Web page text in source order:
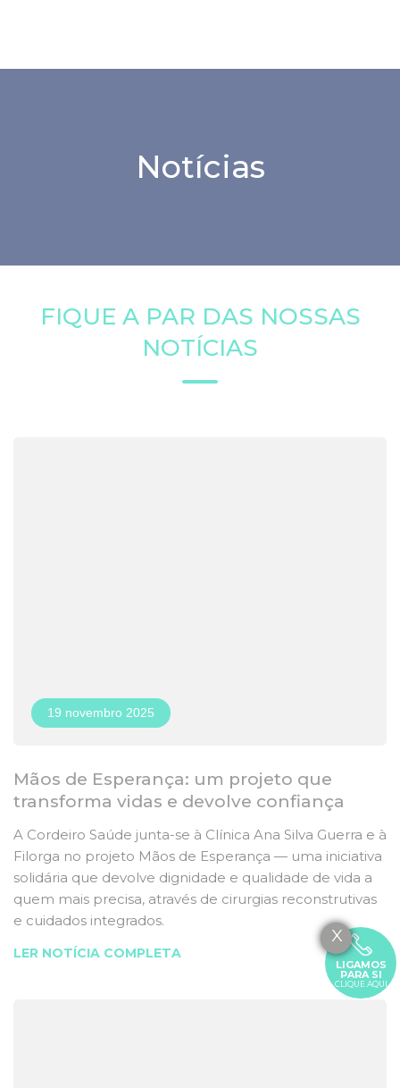
X
LIGAMOS
PARA SI
CLIQUE AQUI
Notícias
FIQUE A PAR DAS NOSSAS
NOTÍCIAS
19 novembro 2025
Mãos de Esperança: um projeto que
transforma vidas e devolve confiança
A Cordeiro Saúde junta-se à Clínica Ana Silva Guerra e à
Filorga no projeto Mãos de Esperança — uma iniciativa
solidária que devolve dignidade e qualidade de vida a
quem mais precisa, através de cirurgias reconstrutivas
e cuidados integrados.
LER NOTÍCIA COMPLETA